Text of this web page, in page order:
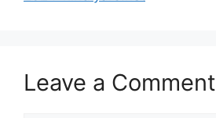
Leave a Comment